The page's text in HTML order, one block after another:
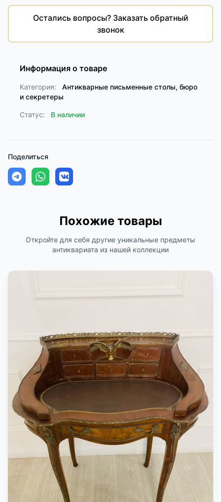
Остались вопросы? Заказать обратный
звонок
Информация о товаре
Категория:
Антикварные письменные столы, бюро
и секретеры
Статус: В наличии
Поделиться
Похожие товары
Откройте для себя другие уникальные предметы
антиквариата из нашей коллекции